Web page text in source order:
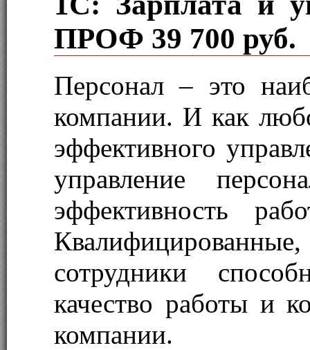
ПРОФ 39 700 руб.
Персонал – это
компании. И как
эффективного
управление
эффективность
сотрудники
качество работы и
компании.